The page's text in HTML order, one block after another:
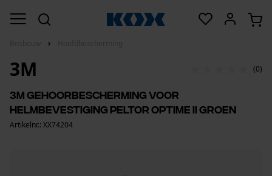
3M (0)
3M gehoorbescherming voor
helmbevestiging Peltor Optime II groen
Artikelnr.: XX74204